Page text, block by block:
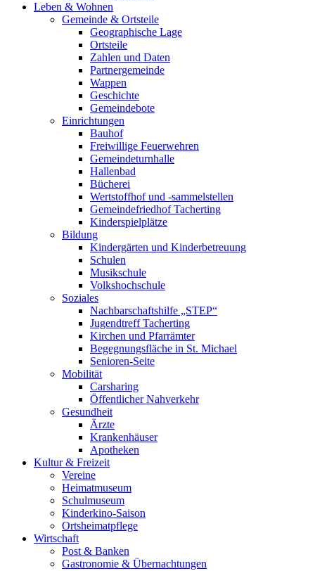
Leben & Wohnen
Gemeinde & Ortsteile
Geographische Lage
Ortsteile
Zahlen und Daten
Partnergemeinde
Wappen
Geschichte
Gemeindebote
Einrichtungen
Bauhof
Freiwillige Feuerwehren
Gemeindeturnhalle
Hallenbad
Bücherei
Wertstoffhof und -sammelstellen
Gemeindefriedhof Tacherting
Kinderspielplätze
Bildung
Kindergärten und Kinderbetreuung
Schulen
Musikschule
Volkshochschule
Soziales
Nachbarschaftshilfe „STEP“
Jugendtreff Tacherting
Kirchen und Pfarrämter
Begegnungsfläche in St. Michael
Senioren-Seite
Mobilität
Carsharing
Öffentlicher Nahverkehr
Gesundheit
Ärzte
Krankenhäuser
Apotheken
Kultur & Freizeit
Vereine
Heimatmuseum
Schulmuseum
Kinderkino-Saison
Ortsheimatpflege
Wirtschaft
Post & Banken
Gastronomie & Übernachtungen